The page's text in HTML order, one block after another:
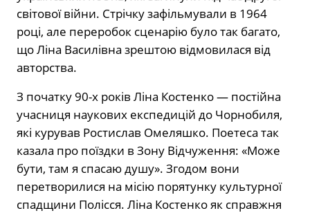
світової війни. Стрічку зафільмували в 1964
році, але переробок сценарію було так багато,
що Ліна Василівна зрештою відмовилася від
авторства.
З початку 90-х років Ліна Костенко — постійна
учасниця наукових експедицій до Чорнобиля,
які курував Ростислав Омеляшко. Поетеса так
казала про поїздки в Зону Відчуження: «Може
бути, там я спасаю душу». Згодом вони
перетворилися на місію порятунку культурної
спадщини Полісся. Ліна Костенко як справжня